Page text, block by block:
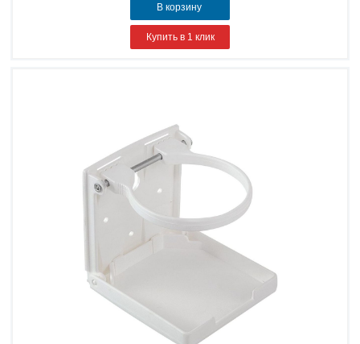
В корзину
Купить в 1 клик